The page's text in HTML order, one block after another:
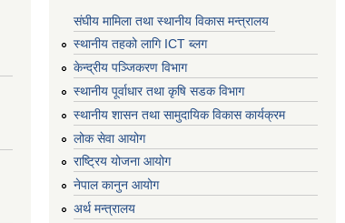
संघीय मामिला तथा स्थानीय विकास मन्त्रालय
स्थानीय तहको लागि ICT ब्लग
केन्द्रीय पञ्जिकरण विभाग
स्थानीय पूर्वाधार तथा कृषि सडक विभाग
स्थानीय शासन तथा सामुदायिक विकास कार्यक्रम
लोक सेवा आयोग
राष्ट्रिय योजना आयोग
नेपाल कानुन आयोग
अर्थ मन्त्रालय